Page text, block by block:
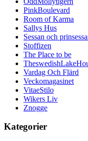
PinkBoulevard
Room of Karma
Sallys Hus
Sessan och
Stoffizen
The Place to be
Vardag Och Flärd
Veckomagasinet
VitaeStilo
Wikers Liv
Znogge
Kategorier